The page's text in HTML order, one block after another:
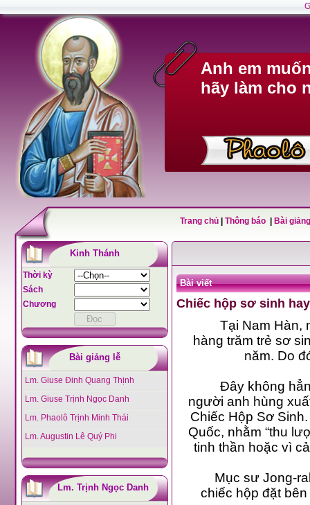
Anh em
hãy làm cho
Trang chủ Thông báo Bài
Kinh Thánh
Thời kỳ
Sách
Chương
Bài giảng lễ
Lm. Giuse Đinh Quang Thịnh
Lm. Giuse Trịnh Ngọc Danh
Lm. Phaolô Trịnh Minh Thái
Lm. Augustin Lê Quý Phi
Lm. Trịnh Ngọc Danh
Bài viết
Chiếc hộp sơ sinh
Tại Nam Hàn,
hàng trăm trẻ sơ
năm. Do
Đây không
người anh hùng
Chiếc Hộp Sơ
Quốc, nhằm “thu
tinh thần hoặc vì
Mục sư Jong-
chiếc hộp đặt